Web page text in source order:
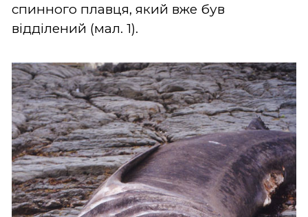
спинного плавця, який вже був
відділений (мал. 1).